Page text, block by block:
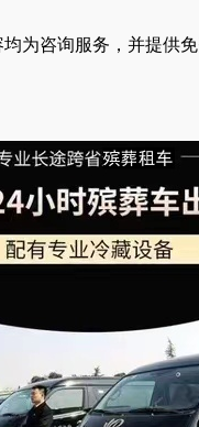
为咨询服务，并提供